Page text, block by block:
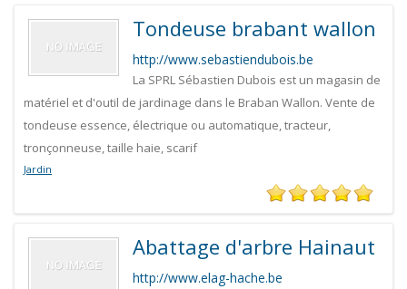
Tondeuse brabant wallon
http://www.sebastiendubois.be
La SPRL Sébastien Dubois est un magasin de
matériel et d'outil de jardinage dans le Braban Wallon. Vente de
tondeuse essence, électrique ou automatique, tracteur,
tronçonneuse, taille haie, scarif
Jardin
Abattage d'arbre Hainaut
http://www.elag-hache.be